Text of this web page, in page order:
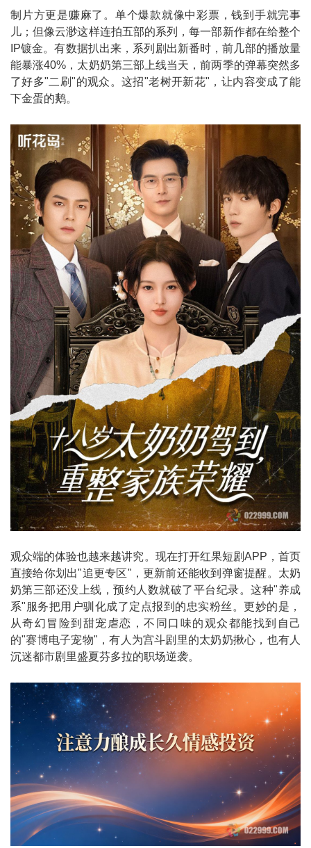
制片方更是赚麻了。单个爆款就像中彩票，钱到手就完事
儿；但像云渺这样连拍五部的系列，每一部新作都在给整个
IP镀金。有数据扒出来，系列剧出新番时，前几部的播放量
能暴涨40%，太奶奶第三部上线当天，前两季的弹幕突然多
了好多"二刷"的观众。这招"老树开新花"，让内容变成了能
下金蛋的鹅。
观众端的体验也越来越讲究。现在打开红果短剧APP，首页
直接给你划出"追更专区"，更新前还能收到弹窗提醒。太奶
奶第三部还没上线，预约人数就破了平台纪录。这种"养成
系"服务把用户驯化成了定点报到的忠实粉丝。更妙的是，
从奇幻冒险到甜宠虐恋，不同口味的观众都能找到自己
的"赛博电子宠物"，有人为宫斗剧里的太奶奶揪心，也有人
沉迷都市剧里盛夏芬多拉的职场逆袭。